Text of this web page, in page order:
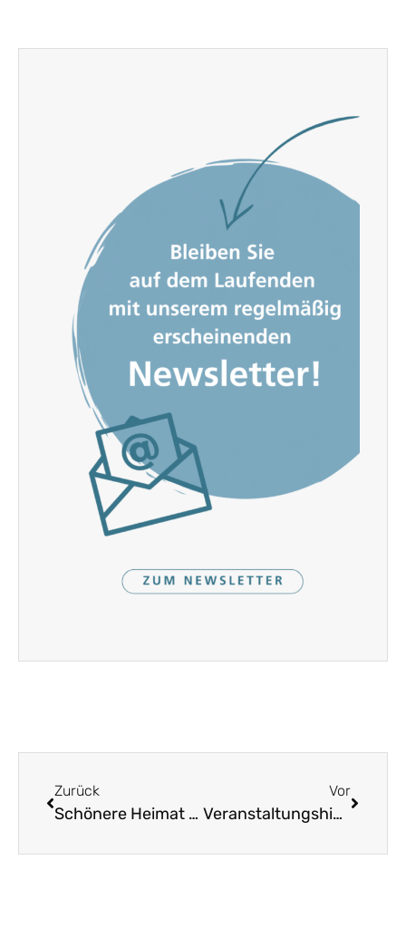
Zurück
Schönere Heimat 2021, Heft 4
Vor
Veranstaltungshinweis: Online-Vortragsreihe „Wohnen ohne Eigentum“ der Bezirksheimatpflege Mittelfranken